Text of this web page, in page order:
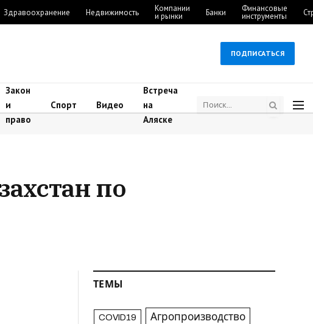
Здравоохранение Недвижимость Компании
и рынки Банки Финансовые
инструменты
ПОДПИСАТЬСЯ
Закон
и
право
Спорт Видео
Встреча
на
Аляске
по
ТЕМЫ
COVID19 Агропроизводство